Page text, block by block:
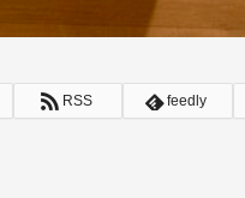
RSS feedly